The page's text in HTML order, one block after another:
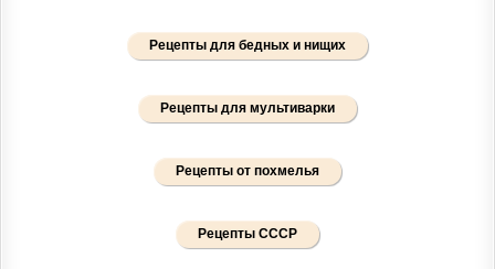
Рецепты для бедных и нищих
Рецепты для мультиварки
Рецепты от похмелья
Рецепты СССР